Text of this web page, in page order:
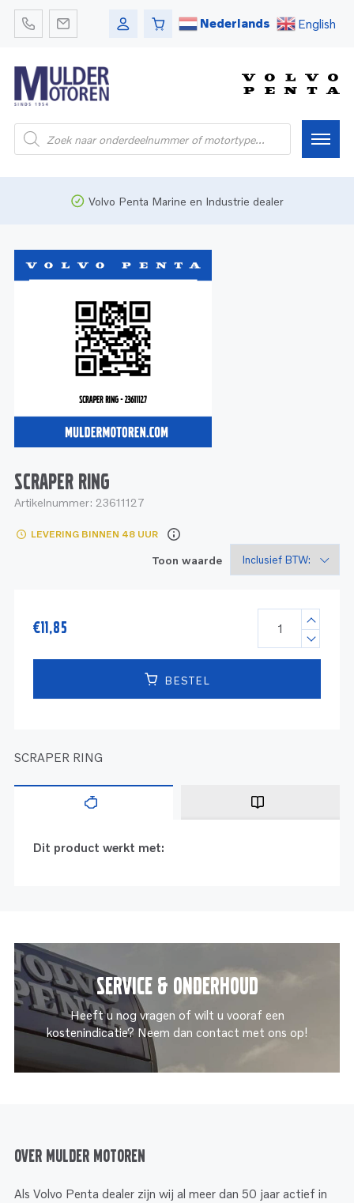
Nederlands English
Onderdelen
Bedrijfsvaart
Onderdelen
Motoren
Onderdelen
Service
Motoren
Service en onderhoud
Reman - Bedrijfsvaart
Volvo Penta Marine en Industrie dealer
SCRAPER RING
Artikelnummer: 23611127
LEVERING BINNEN 48 UUR
Toon waarde
€11,85
BESTEL
SCRAPER RING
Dit product werkt met:
Service & onderhoud
Heeft u nog vragen of wilt u vooraf een
kostenindicatie? Neem dan contact met ons op!
Over Mulder Motoren
Als Volvo Penta dealer zijn wij al meer dan 50 jaar actief in